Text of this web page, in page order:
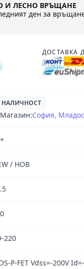
И ЛЕСНО ВРЪЩАНЕ
ден за
ДОСТАВКА
НАЛИЧНОСТ
Магазин:София,
/ НОВ
220
P-FET Vdss=-200V